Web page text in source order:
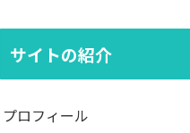
サイトの紹介
プロフィール